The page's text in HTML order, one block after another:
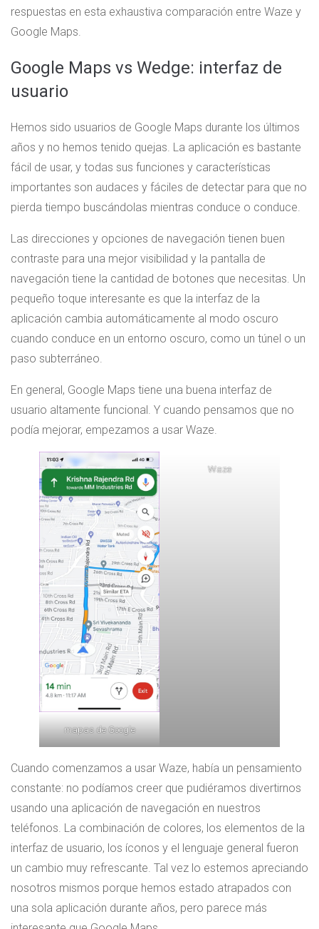
respuestas en esta exhaustiva comparación entre Waze y
Google Maps.
Google Maps vs Wedge: interfaz de
usuario
Hemos sido usuarios de Google Maps durante los últimos
años y no hemos tenido quejas. La aplicación es bastante
fácil de usar, y todas sus funciones y características
importantes son audaces y fáciles de detectar para que no
pierda tiempo buscándolas mientras conduce o conduce.
Las direcciones y opciones de navegación tienen buen
contraste para una mejor visibilidad y la pantalla de
navegación tiene la cantidad de botones que necesitas. Un
pequeño toque interesante es que la interfaz de la
aplicación cambia automáticamente al modo oscuro
cuando conduce en un entorno oscuro, como un túnel o un
paso subterráneo.
En general, Google Maps tiene una buena interfaz de
usuario altamente funcional. Y cuando pensamos que no
podía mejorar, empezamos a usar Waze.
mapas de Google
Waze
Cuando comenzamos a usar Waze, había un pensamiento
constante: no podíamos creer que pudiéramos divertirnos
usando una aplicación de navegación en nuestros
teléfonos. La combinación de colores, los elementos de la
interfaz de usuario, los íconos y el lenguaje general fueron
un cambio muy refrescante. Tal vez lo estemos apreciando
nosotros mismos porque hemos estado atrapados con
una sola aplicación durante años, pero parece más